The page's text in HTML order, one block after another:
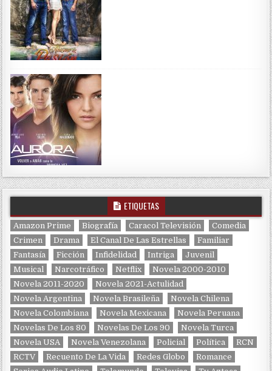
ETIQUETAS
Amazon Prime Biografía Caracol Televisión
Comedia
Crimen
Drama El Canal De Las Estrellas
Familiar
Fantasía
Ficción Infidelidad Intriga
Juvenil
Musical
Narcotráfico Netflix
Novela 2000-2010
Novela 2011-2020
Novela 2021-Actulidad
Novela Argentina
Novela Brasileña
Novela Chilena
Novela Colombiana
Novela Mexicana
Novela Peruana
Novelas De Los 80
Novelas De Los 90
Novela Turca
Novela USA
Novela Venezolana Policial Política
RCN
RCTV
Recuento De La Vida Redes Globo
Romance